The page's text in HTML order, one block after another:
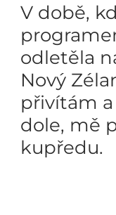
V době,
odletěla
Nový
přivítám
dole, mě
kupředu.